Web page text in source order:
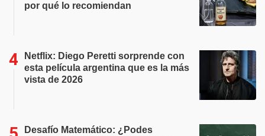
por qué lo recomiendan
Netflix: Diego Peretti sorprende con
esta película argentina que es la más
vista de 2026
Desafío Matemático: ¿Podes